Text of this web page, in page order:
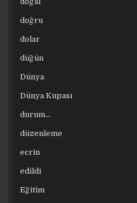
doğru
dolar
düğün
Dünya
Dünya Kupası
durum…
düzenleme
ecrin
edildi
Eğitim